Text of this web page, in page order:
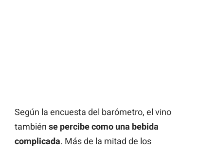
Según la encuesta del barómetro, el vino
también se percibe como una bebida
complicada. Más de la mitad de los